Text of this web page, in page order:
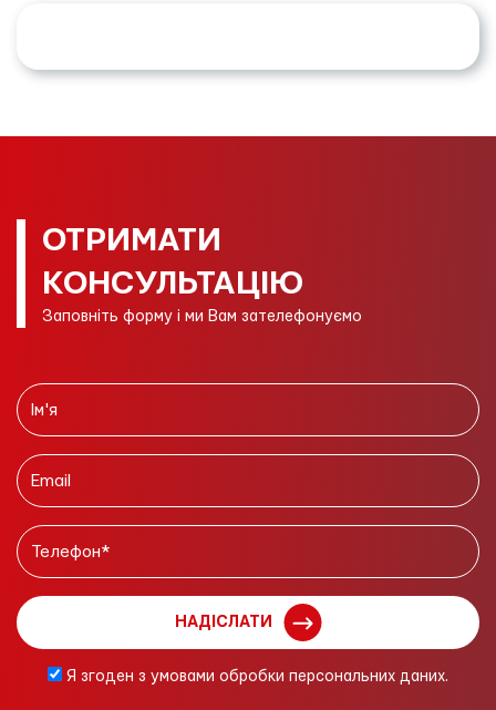
ОТРИМАТИ
КОНСУЛЬТАЦІЮ
Заповніть форму і ми Вам зателефонуємо
НАДІСЛАТИ
Я згоден з умовами обробки персональних даних.